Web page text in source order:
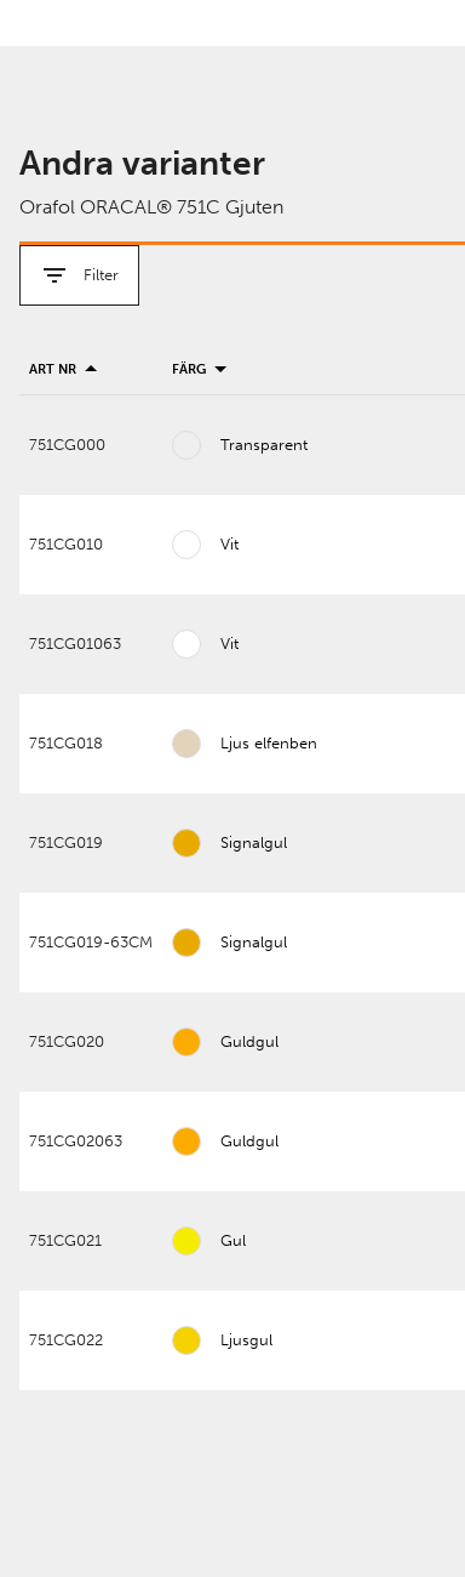
Andra varianter
Orafol ORACAL® 751C Gjuten
Filter
ART NR FÄRG
751CG000 Transparent
751CG010 Vit
751CG01063 Vit
751CG018 Ljus elfenben
751CG019 Signalgul
751CG019-63CM Signalgul
751CG020 Guldgul
751CG02063 Guldgul
751CG021 Gul
751CG022 Ljusgul